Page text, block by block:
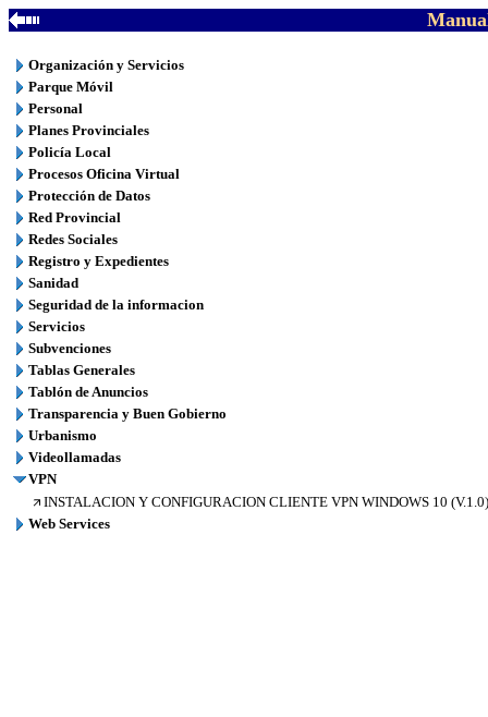
Organización y Servicios
Parque Móvil
Personal
Planes Provinciales
Policía Local
Procesos Oficina Virtual
Protección de Datos
Red Provincial
Redes Sociales
Registro y Expedientes
Sanidad
Seguridad de la informacion
Servicios
Subvenciones
Tablas Generales
Tablón de Anuncios
Transparencia y Buen Gobierno
Urbanismo
Videollamadas
VPN
INSTALACION Y CONFIGURACION CLIENTE VPN WINDOWS 10 (V.1.0)
Web Services